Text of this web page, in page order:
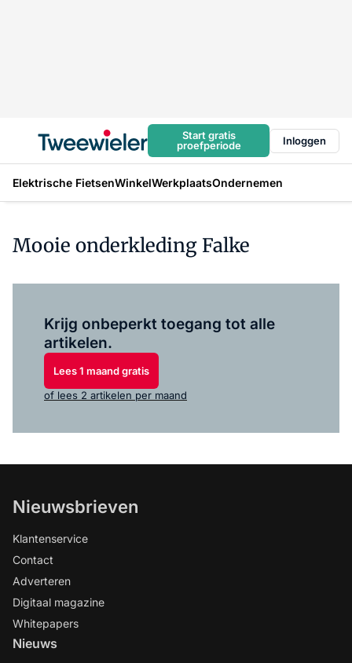
Start gratis
proefperiode
Inloggen
Elektrische FietsenWinkelWerkplaatsOndernemen
Mooie onderkleding Falke
Krijg onbeperkt toegang tot alle
artikelen.
Lees 1 maand gratis
of lees 2 artikelen per maand
Nieuwsbrieven
Klantenservice
Contact
Adverteren
Digitaal magazine
Whitepapers
Nieuws